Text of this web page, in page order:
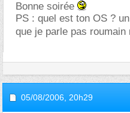
Bonne soirée
PS : quel est ton OS ?
que je parle pas roumain
05/08/2006, 20h29